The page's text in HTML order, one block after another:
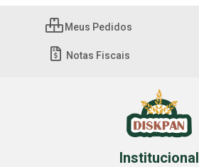
Meus Pedidos
Notas Fiscais
Institucional